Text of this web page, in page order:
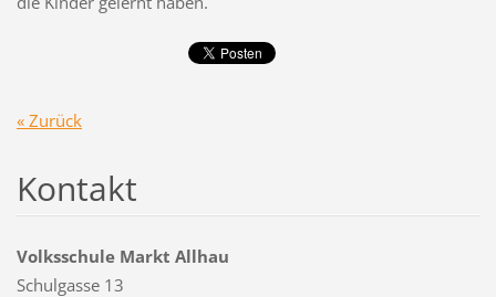
« Zurück
Kontakt
Volksschule Markt Allhau
Schulgasse 13